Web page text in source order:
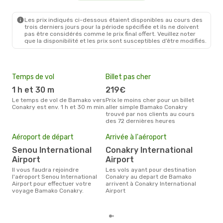
Les prix indiqués ci-dessous étaient disponibles au cours des
trois derniers jours pour la période spécifiée et ils ne doivent
pas être considérés comme le prix final offert. Veuillez noter
que la disponibilité et les prix sont susceptibles d’être modifiés.
Temps de vol
1 h et 30 m
Le temps de vol de Bamako vers
Conakry est env. 1 h et 30 m min.
Billet pas cher
219€
Prix le moins cher pour un billet
aller simple Bamako Conakry
trouvé par nos clients au cours
des 72 dernières heures
Aéroport de départ
Senou International
Airport
Il vous faudra rejoindre
l'aéroport Senou International
Airport pour effectuer votre
voyage Bamako Conakry.
Arrivée à l'aéroport
Conakry International
Airport
Les vols ayant pour destination
Conakry au depart de Bamako
arrivent à Conakry International
Airport